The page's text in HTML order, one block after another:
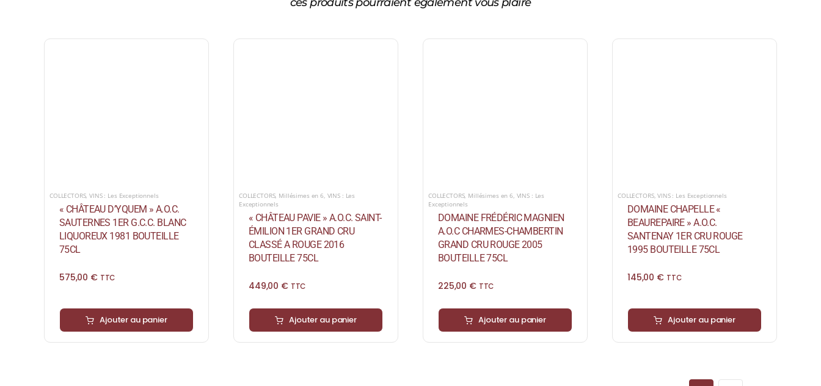
COLLECTORS,VINS : Les Exceptionnels
« CHÂTEAU D’YQUEM » A.O.C.
SAUTERNES 1ER G.C.C. BLANC
LIQUOREUX 1981 BOUTEILLE
75CL
575,00 € TTC
Ajouter au panier
COLLECTORS, Millésimes en 6, VINS : Les
Exceptionnels
« CHÂTEAU PAVIE » A.O.C. SAINT-
ÉMILION 1ER GRAND CRU
CLASSÉ A ROUGE 2016
BOUTEILLE 75CL
449,00 € TTC
Ajouter au panier
COLLECTORS, Millésimes en 6, VINS : Les
Exceptionnels
DOMAINE FRÉDÉRIC MAGNIEN
A.O.C CHARMES-CHAMBERTIN
GRAND CRU ROUGE 2005
BOUTEILLE 75CL
225,00 € TTC
Ajouter au panier
COLLECTORS,VINS : Les Exceptionnels
DOMAINE CHAPELLE «
BEAUREPAIRE » A.O.C.
SANTENAY 1ER CRU ROUGE
1995 BOUTEILLE 75CL
145,00 € TTC
Ajouter au panier